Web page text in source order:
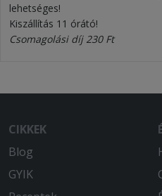
lehetséges!
Kiszállítás 11 órátó!
Csomagolási díj 230 Ft
CIKKEK
Blog
GYIK